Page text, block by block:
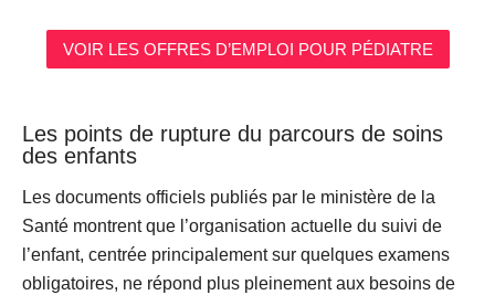
VOIR LES OFFRES D’EMPLOI POUR PÉDIATRE
Les points de rupture du parcours de soins
des enfants
Les documents officiels publiés par le ministère de la
Santé montrent que l’organisation actuelle du suivi de
l’enfant, centrée principalement sur quelques examens
obligatoires, ne répond plus pleinement aux besoins de